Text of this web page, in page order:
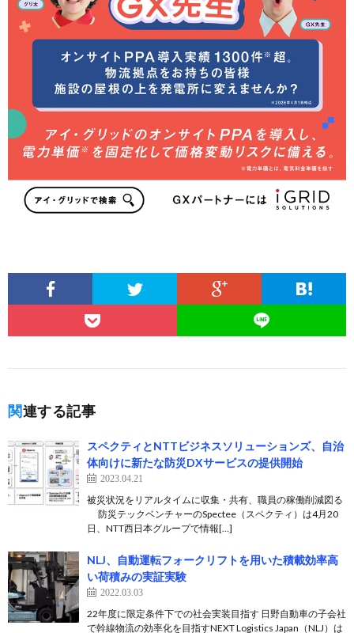
関連する記事
スペクティとNTTビジネスソリューションズ、自治
体向けに新たな防災DXサービスの提供開始
2023.04.21
被災状況をリアルタイムに収集・共有、職員の稼働削減図る
防災テックベンチャーのSpectee（スペクティ）は4月20
日、NTT西日本グループで情報[…]
NLJ、自動運転フォークリフトを用いた積載効率高
い荷積みの実証実験
2022.03.03
22年度に限定条件下での社会実装目指す 日野自動車の子会社
で幹線物流の効率化を目指すNEXT Logistics Japan（NLJ）は